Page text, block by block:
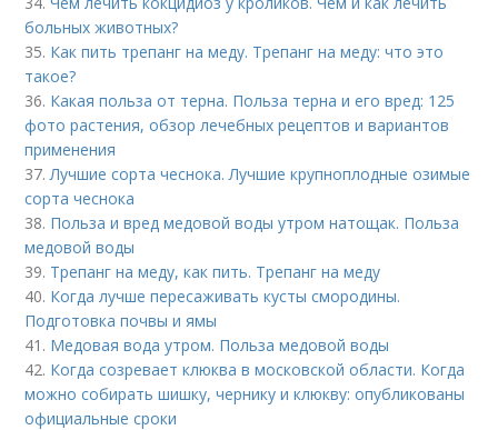
больных животных?
35. Как пить трепанг на меду. Трепанг на меду: что это
такое?
36. Какая польза от терна. Польза терна и его вред: 125
фото растения, обзор лечебных рецептов и вариантов
применения
37.Лучшие сорта чеснока. Лучшие крупноплодные озимые
сорта чеснока
38. Польза и вред медовой воды утром натощак. Польза
медовой воды
39. Трепанг на меду, как пить. Трепанг на меду
40. Когда лучше пересаживать кусты смородины.
Подготовка почвы и ямы
41. Медовая вода утром. Польза медовой воды
42. Когда созревает клюква в московской области. Когда
можно собирать шишку, чернику и клюкву: опубликованы
официальные сроки